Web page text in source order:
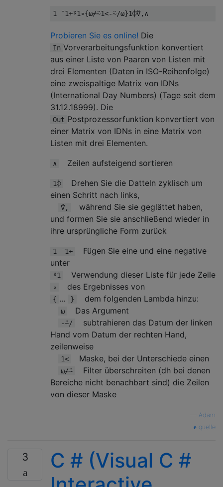
1 ¯1+⍤1 ∘{⍵⌿⍨1<-⍨/⍵}1⌽⍢,∧
Probieren Sie es online! Die
In Vorverarbeitungsfunktion konvertiert
aus einer Liste von Paaren von Listen mit
drei Elementen (Daten in ISO-Reihenfolge)
eine zweispaltige Matrix von IDNs
(International Day Numbers) (Tage seit dem
31.12.18999). Die
Out Postprozessorfunktion konvertiert von
einer Matrix von IDNs in eine Matrix von
Listen mit drei Elementen.
∧ Zeilen aufsteigend sortieren
1⌽
Drehen Sie die Datteln zyklisch um
einen Schritt nach links,
⍢,
während Sie sie geglättet haben,
und formen Sie sie anschließend wieder in
ihre ursprüngliche Form zurück
1 ¯1+
Fügen Sie eine und eine negative
unter
⍤1 Verwendung dieser Liste für jede Zeile
∘ des Ergebnisses von
{ ... } dem folgenden Lambda hinzu:
⍵ Das Argument
-⍨/
subtrahieren das Datum der linken
Hand vom Datum der rechten Hand,
zeilenweise
1< Maske, bei der Unterschiede einen
⍵⌿⍨
Filter überschreiten (dh bei denen
Bereiche nicht benachbart sind) die Zeilen
von dieser Maske
Adam
quelle
3
C # (Visual C #